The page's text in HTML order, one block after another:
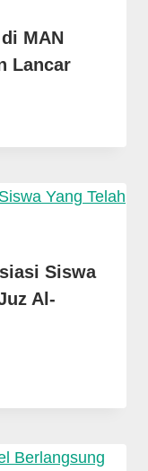
MAN
Lancar
Siswa
Al-